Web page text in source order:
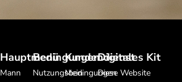
Hauptmenü
Mann
Bedingungen
Nutzungsbedingungen
Kundendienst
Mein
Digitales Kit
Diese Website